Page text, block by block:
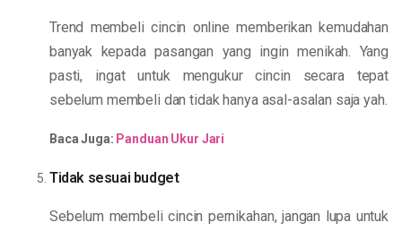
Trend membeli cincin online memberikan kemudahan
banyak kepada pasangan yang ingin menikah. Yang
pasti, ingat untuk mengukur cincin secara tepat
sebelum membeli dan tidak hanya asal-asalan saja yah.
Baca Juga: Panduan Ukur Jari
Tidak sesuai budget
Sebelum membeli cincin pernikahan, jangan lupa untuk